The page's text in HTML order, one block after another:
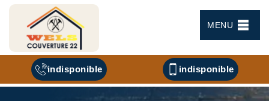
MENU
indisponible indisponible